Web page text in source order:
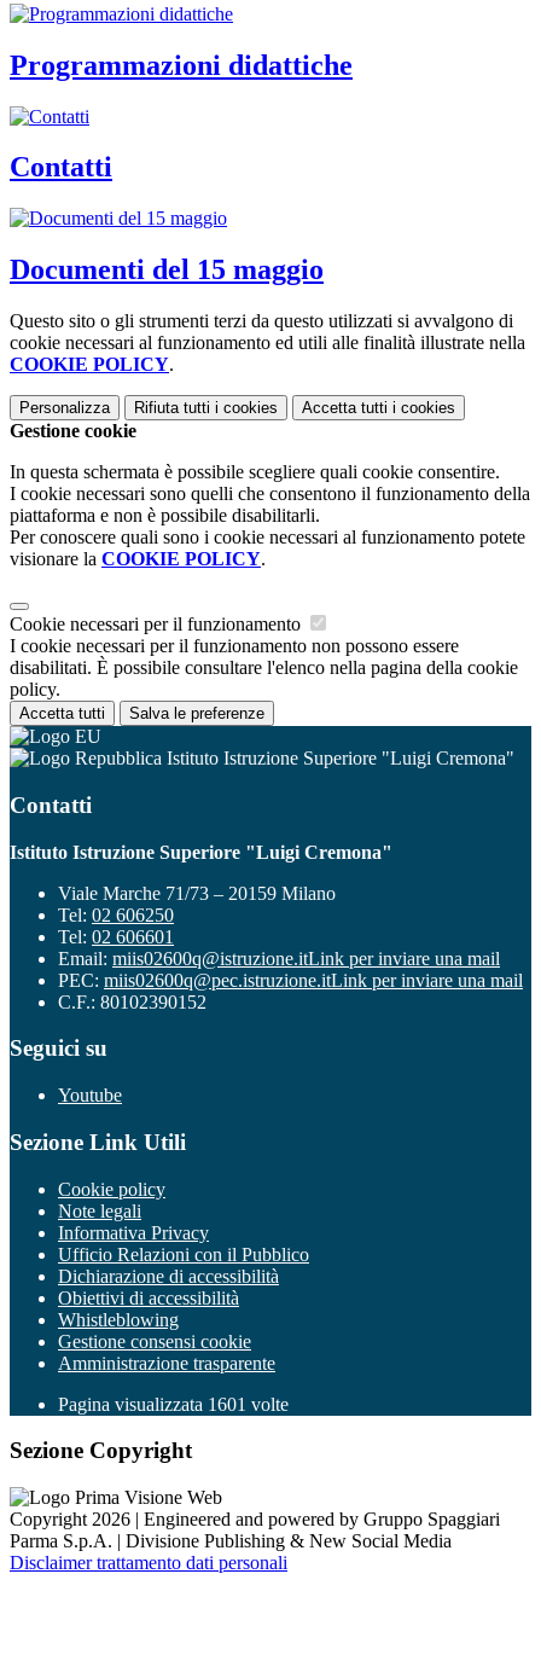
Programmazioni didattiche
Contatti
Documenti del 15 maggio
Questo sito o gli strumenti terzi da questo utilizzati si avvalgono di
cookie necessari al funzionamento ed utili alle finalità illustrate nella
COOKIE POLICY.
Personalizza Rifiuta tutti i cookies Accetta tutti i cookies
Gestione cookie
In questa schermata è possibile scegliere quali cookie consentire.
I cookie necessari sono quelli che consentono il funzionamento della
piattaforma e non è possibile disabilitarli.
Per conoscere quali sono i cookie necessari al funzionamento potete
visionare la COOKIE POLICY.
Cookie necessari per il funzionamento
I cookie necessari per il funzionamento non possono essere
disabilitati. È possibile consultare l'elenco nella pagina della cookie
policy.
Accetta tutti Salva le preferenze
Istituto Istruzione Superiore "Luigi Cremona"
Contatti
Istituto Istruzione Superiore "Luigi Cremona"
Viale Marche 71/73 – 20159 Milano
Tel: 02 606250
Tel: 02 606601
Email: miis02600q@istruzione.itLink per inviare una mail
PEC: miis02600q@pec.istruzione.itLink per inviare una mail
C.F.: 80102390152
Seguici su
Youtube
Sezione Link Utili
Cookie policy
Note legali
Informativa Privacy
Ufficio Relazioni con il Pubblico
Dichiarazione di accessibilità
Obiettivi di accessibilità
Whistleblowing
Gestione consensi cookie
Amministrazione trasparente
Pagina visualizzata 1601 volte
Sezione Copyright
Copyright 2026 | Engineered and powered by Gruppo Spaggiari
Parma S.p.A. | Divisione Publishing & New Social Media
Disclaimer trattamento dati personali